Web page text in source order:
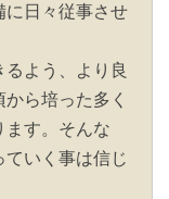
に日々従事させ
よう、より良
ら培った多く
ます。そんな
ていく事は信じ